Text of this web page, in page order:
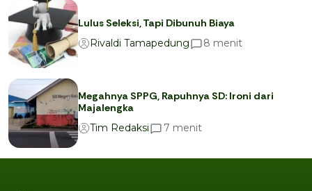
Lulus Seleksi, Tapi Dibunuh Biaya
Rivaldi Tamapedung
8 menit
Megahnya SPPG, Rapuhnya SD: Ironi dari
Majalengka
Tim Redaksi
7 menit